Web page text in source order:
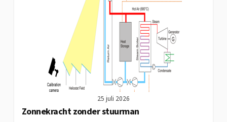
25 juli 2026
Zonnekracht zonder stuurman